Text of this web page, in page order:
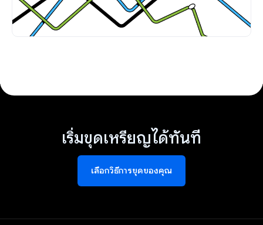
เริ่มขุดเหรียญได้ทันที
เลือกวิธีการขุดของคุณ